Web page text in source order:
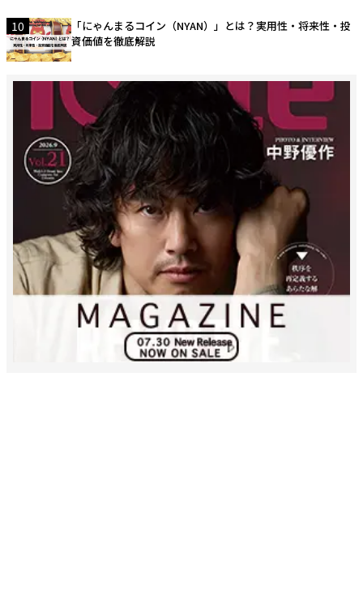
10
「にゃんまるコイン（NYAN）」とは？実用性・将来性・投
資価値を徹底解説